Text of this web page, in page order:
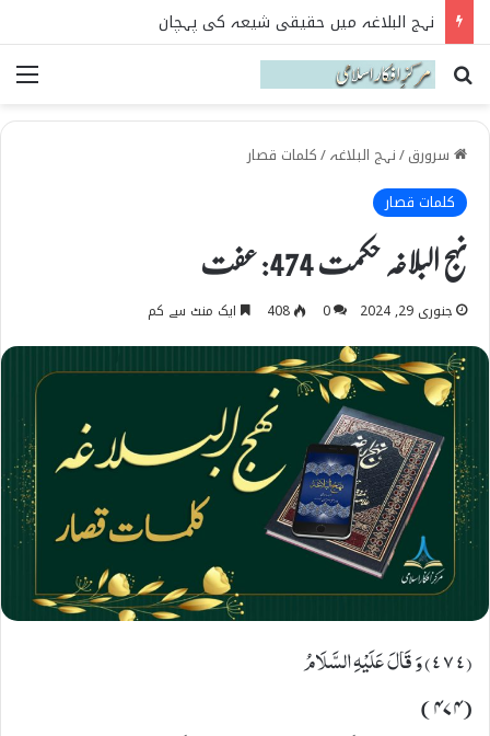
نہج البلاغہ میں حقیقی شیعہ کی پہچان
Search for
سرورق/نہج البلاغہ/کلمات قصار
کلمات قصار
نہج البلاغہ حکمت 474: عفت
جنوری 29, 2024 0
408 ایک منٹ سے کم
(٤٧٤) وَ قَالَ عَلَیْهِ السَّلَامُ
(۴۷۴)